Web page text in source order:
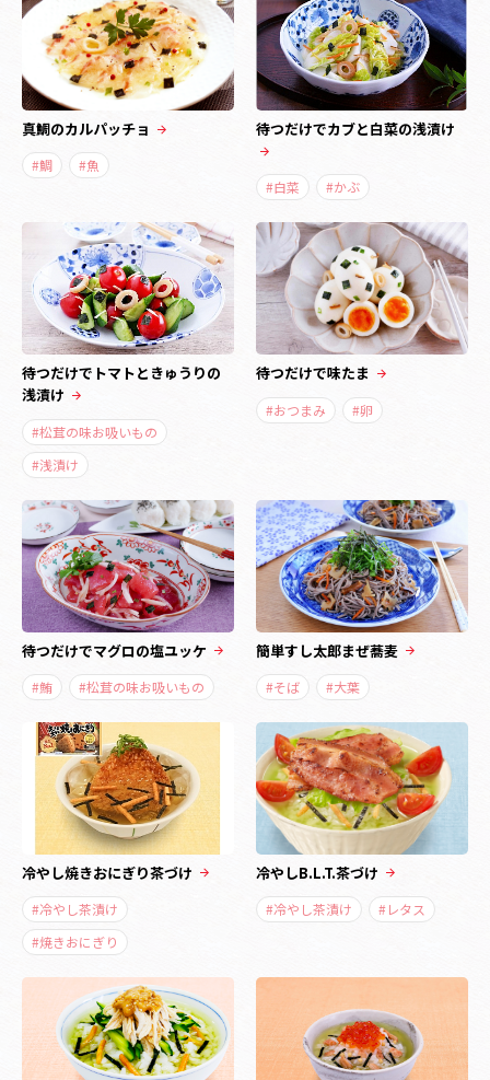
真鯛のカルパッチョ
#鯛 #魚
待つだけでカブと白菜の浅漬け
#白菜 #かぶ
待つだけでトマトときゅうりの
浅漬け
#松茸の味お吸いもの
#浅漬け
待つだけで味たま
#おつまみ #卵
待つだけでマグロの塩ユッケ
#鮪 #松茸の味お吸いもの
簡単すし太郎まぜ蕎麦
#そば #大葉
冷やし焼きおにぎり茶づけ
#冷やし茶漬け
#焼きおにぎり
冷やしB.L.T.茶づけ
#冷やし茶漬け #レタス